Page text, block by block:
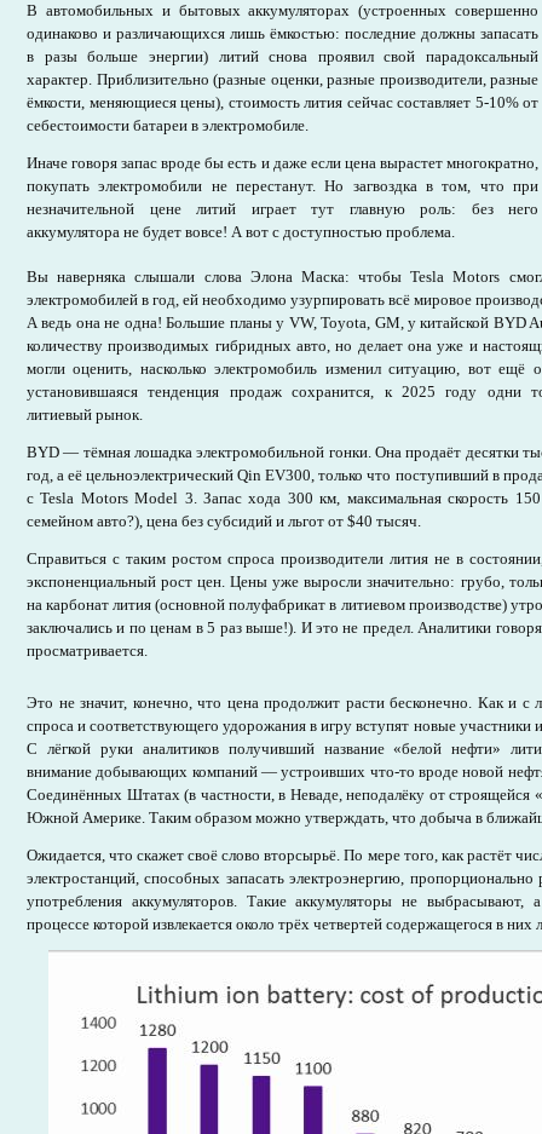
В автомобильных и бытовых аккумуляторах (устроенных совершенно
одинаково и различающихся лишь ёмкостью: последние должны запасать
в разы больше энергии) литий снова проявил свой парадоксальный
характер. Приблизительно (разные оценки, разные производители, разные
ёмкости, меняющиеся цены), стоимость лития сейчас составляет 5-10% от
себестоимости батареи в электромобиле.
Иначе говоря запас вроде бы есть и даже если цена вырастет многократно,
покупать электромобили не перестанут. Но загвоздка в том, что при
незначительной цене литий играет тут главную роль: без него
аккумулятора не будет вовсе! А вот с доступностью проблема.
Вы наверняка слышали слова Элона Маска: чтобы Tesla Motors
электромобилей в год, ей необходимо узурпировать всё мировое
А ведь она не одна! Большие планы у VW, Toyota, GM, у китайской BYD
количеству производимых гибридных авто, но делает она уже и
могли оценить, насколько электромобиль изменил ситуацию, вот ещё
установившаяся тенденция продаж сохранится, к 2025 году одни
литиевый рынок.
BYD — тёмная лошадка электромобильной гонки. Она продаёт десятки
год, а её цельноэлектрический Qin EV300, только что поступивший в
с Tesla Motors Model 3. Запас хода 300 км, максимальная скорость
семейном авто?), цена без субсидий и льгот от $40 тысяч.
Справиться с таким ростом спроса производители лития не в
экспоненциальный рост цен. Цены уже выросли значительно: грубо,
на карбонат лития (основной полуфабрикат в литиевом производстве)
заключались и по ценам в 5 раз выше!). И это не предел. Аналитики
просматривается.
Это не значит, конечно, что цена продолжит расти бесконечно. Как и
спроса и соответствующего удорожания в игру вступят новые участники
С лёгкой руки аналитиков получивший название «белой нефти»
внимание добывающих компаний — устроивших что-то вроде новой
Соединённых Штатах (в частности, в Неваде, неподалёку от строящейся
Южной Америке. Таким образом можно утверждать, что добыча в
Ожидается, что скажет своё слово вторсырьё. По мере того, как растёт
электростанций, способных запасать электроэнергию,
употребления аккумуляторов. Такие аккумуляторы не
процессе которой извлекается около трёх четвертей содержащегося в них